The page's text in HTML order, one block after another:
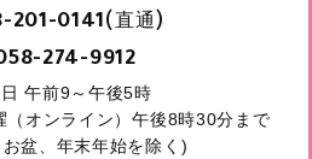
201-0141(直通)
274-9912
午前9～午後5時
（オンライン）午後8時30分まで
盆、年末年始を除く)